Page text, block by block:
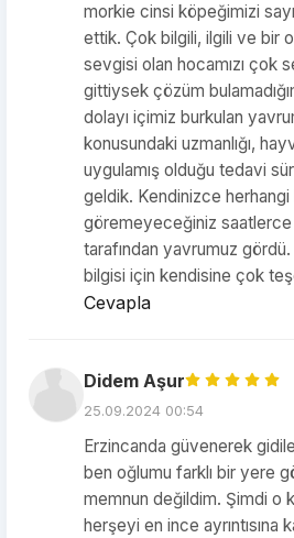
morkie cinsi köpeğimizi
ettik. Çok bilgili, ilgili ve bir
sevgisi olan hocamızı çok
gittiysek çözüm
dolayı içimiz burkulan
konusundaki uzmanlığı,
uygulamış olduğu tedavi
geldik. Kendinizce
göremeyeceğiniz saatlerce
tarafından yavrumuz
bilgisi için kendisine çok
Cevapla
Didem Aşur
25.09.2024 00:54
Erzincanda güvenerek
ben oğlumu farklı bir yere
memnun değildim. Şimdi o
herşeyi en ince ayrıntısına